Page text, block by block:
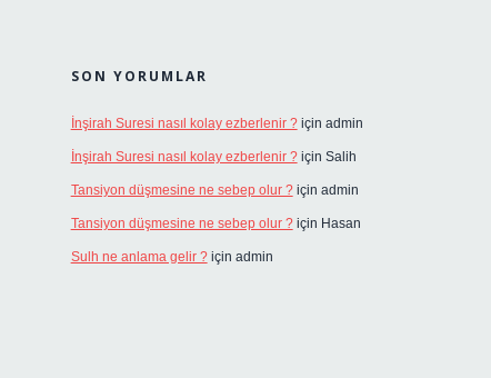
SON YORUMLAR
İnşirah Suresi nasıl kolay ezberlenir ?için admin
İnşirah Suresi nasıl kolay ezberlenir ?için Salih
Tansiyon düşmesine ne sebep olur ?için admin
Tansiyon düşmesine ne sebep olur ?için Hasan
Sulh ne anlama gelir ?için admin